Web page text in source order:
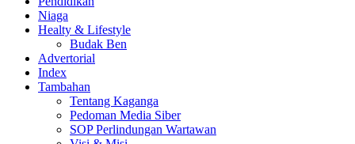
Niaga
Healty & Lifestyle
Budak Ben
Advertorial
Index
Tambahan
Tentang Kaganga
Pedoman Media Siber
SOP Perlindungan Wartawan